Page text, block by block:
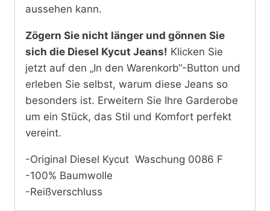
aussehen kann.
Zögern Sie nicht länger und gönnen Sie
sich die Diesel Kycut Jeans! Klicken Sie
jetzt auf den „In den Warenkorb“-Button und
erleben Sie selbst, warum diese Jeans so
besonders ist. Erweitern Sie Ihre Garderobe
um ein Stück, das Stil und Komfort perfekt
vereint.
-Original Diesel Kycut Waschung 0086 F
-100% Baumwolle
-Reißverschluss